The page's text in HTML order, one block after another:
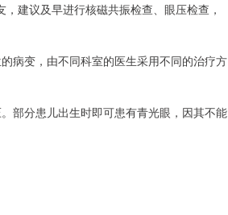
建议及早进行核磁共振检查、眼压检查，
病变，由不同科室的医生采用不同的治疗方
部分患儿出生时即可患有青光眼，因其不能